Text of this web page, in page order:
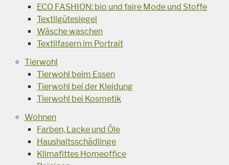
ECO FASHION: bio und faire Mode und Stoffe
Textilgütesiegel
Wäsche waschen
Textilfasern im Portrait
Tierwohl
Tierwohl beim Essen
Tierwohl bei der Kleidung
Tierwohl bei Kosmetik
Wohnen
Farben, Lacke und Öle
Haushaltsschädlinge
Klimafittes Homeoffice